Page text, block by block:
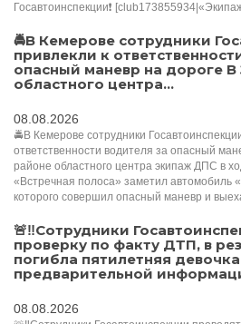
Госавтоинспекции❗️
🚔В Кемерове сотрудники
привлекли к
опасный маневр на дороге
областного центра...
08.08.2026
🚔В Кемерове сотрудники
ответственности водителя за опасный
районе областного центра экипаж ДПС в
«Встречная полоса» заметил автомобиль
которого совершил опасный маневр и
🚨‼️Сотрудники
проверку по факту ДТП, в
погибла пятилетняя
предварительной
08.08.2026